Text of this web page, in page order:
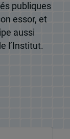
publiques
essor, et
aussi
l’Institut.